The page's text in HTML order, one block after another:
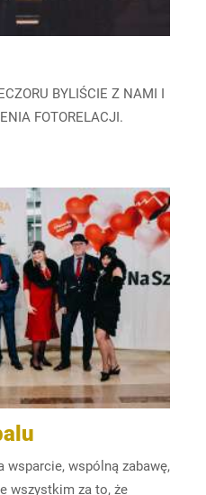
BYLIŚCIE Z NAMI I
FOTORELACJI.
wsparcie, wspólną zabawę,
wszystkim za to, że